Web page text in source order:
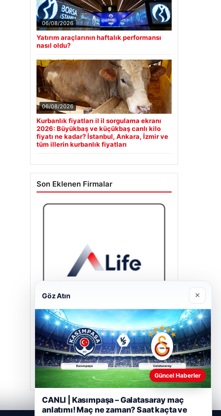
06/08/2026
Yatırım araçlarının haftalık performansı
nasıl oldu?
06/08/2026
Kurbanlık fiyatları il il sorgulama ekranı
2026: Büyükbaş ve küçükbaş canlı kilo
fiyatı ne kadar? İstanbul, Ankara, İzmir ve
tüm illerin kurbanlık fiyatları
Son Eklenen Firmalar
A Life Ankara Hastanesi
27/03/2026
Göz Atın ×
Güncel Haberler
CANLI | Kasımpaşa – Galatasaray maç
anlatımı! Maç ne zaman? Saat kaçta ve